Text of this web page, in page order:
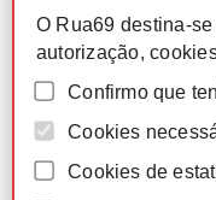
O Rua69 destina-
autorização,
Confirmo que
Cookies
Cookies de